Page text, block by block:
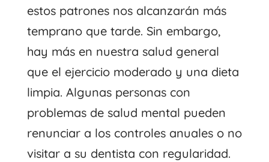
estos patrones nos alcanzarán más
temprano que tarde. Sin embargo,
hay más en nuestra salud general
que el ejercicio moderado y una dieta
limpia. Algunas personas con
problemas de salud mental pueden
renunciar a los controles anuales o no
visitar a su dentista con regularidad.